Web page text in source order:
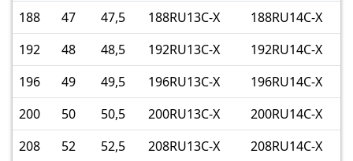
188
47 47,5 188RU13C-X
188RU14C-X
192
48 48,5 192RU13C-X
192RU14C-X
196
49 49,5 196RU13C-X
196RU14C-X
200
50 50,5 200RU13C-X
200RU14C-X
208
52 52,5 208RU13C-X
208RU14C-X